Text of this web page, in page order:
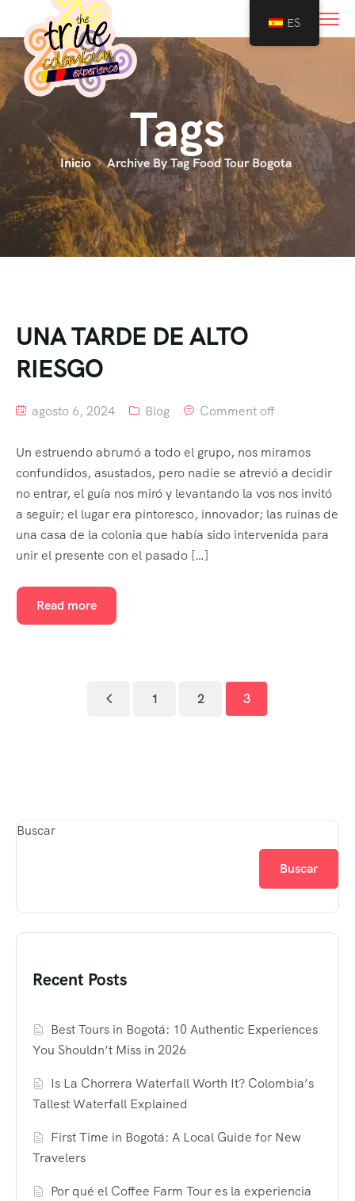
Tags
Inicio Archive By Tag Food Tour Bogota
UNA TARDE DE ALTO
RIESGO
agosto 6, 2024 Blog Comment off
Un estruendo abrumó a todo el grupo, nos miramos
confundidos, asustados, pero nadie se atrevió a decidir
no entrar, el guía nos miró y levantando la vos nos invitó
a seguir; el lugar era pintoresco, innovador; las ruinas de
una casa de la colonia que había sido intervenida para
unir el presente con el pasado […]
Read more
1 2 3
Buscar
Buscar
Recent Posts
Best Tours in Bogotá: 10 Authentic Experiences
You Shouldn’t Miss in 2026
Is La Chorrera Waterfall Worth It? Colombia’s
Tallest Waterfall Explained
First Time in Bogotá: A Local Guide for New
Travelers
Por qué el Coffee Farm Tour es la experiencia
ES